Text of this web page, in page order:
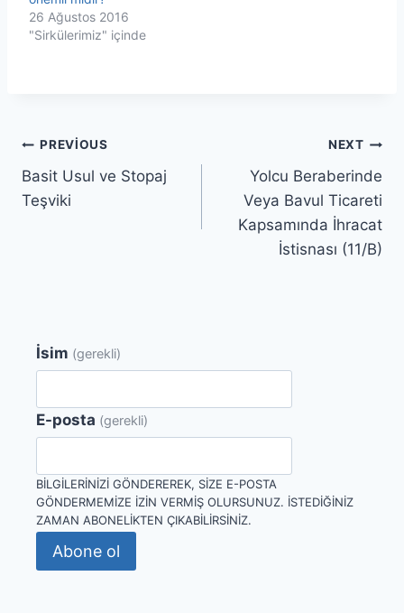
26 Ağustos 2016
"Sirkülerimiz" içinde
Yazı
gezinmesi
PREVIOUS
Basit Usul ve Stopaj
Teşviki
NEXT
Yolcu Beraberinde
Veya Bavul Ticareti
Kapsamında İhracat
İstisnası (11/B)
İsim (gerekli)
E-posta (gerekli)
BILGILERINIZI GÖNDEREREK, SIZE E-POSTA
GÖNDERMEMIZE IZIN VERMIŞ OLURSUNUZ. İSTEDIĞINIZ
ZAMAN ABONELIKTEN ÇIKABILIRSINIZ.
Abone ol